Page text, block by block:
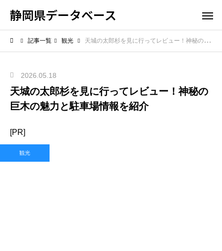
静岡県データベース
記事一覧 観光 天城の太郎杉を見に行ってレビュー！神秘の巨木の魅力と駐車場情報を紹介
2026.05.18
天城の太郎杉を見に行ってレビュー！神秘の
巨木の魅力と駐車場情報を紹介
[PR]
観光